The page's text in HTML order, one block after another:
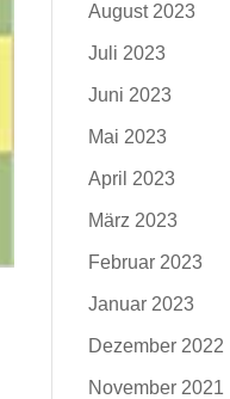
August 2023
Juli 2023
Juni 2023
Mai 2023
April 2023
März 2023
Februar 2023
Januar 2023
Dezember 2022
November 2021